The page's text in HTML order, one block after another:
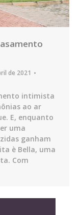
de 2021
intimista
ao ar
E, enquanto
uma
ganham
è Bella, uma
Com